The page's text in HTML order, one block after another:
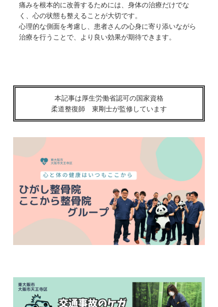
痛みを根本的に改善するためには、身体の治療だけでな
く、心の状態も整えることが大切です。
心理的な側面を考慮し、患者さんの心身に寄り添いながら
治療を行うことで、より良い効果が期待できます。
本記事は厚生労働省認可の国家資格
柔道整復師 東剛士が監修しています